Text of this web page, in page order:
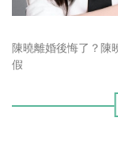
陳曉離婚後悔了？陳
假